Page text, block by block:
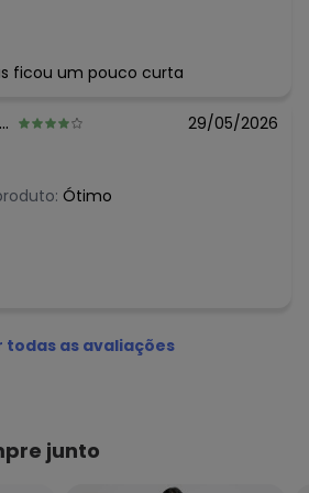
ficou um pouco curta
29/05/2026
Ótimo
todas as avaliações
junto